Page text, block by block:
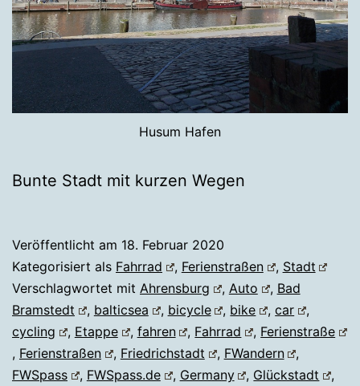
Husum Hafen
Bunte Stadt mit kurzen Wegen
Veröffentlicht am 18. Februar 2020
Kategorisiert als Fahrrad , Ferienstraßen , Stadt
Verschlagwortet mit Ahrensburg , Auto , Bad
Bramstedt
, balticsea , bicycle , bike ,car
,
cycling
, Etappe , fahren , Fahrrad , Ferienstraße
, Ferienstraßen , Friedrichstadt , FWandern
,
FWSpass
, FWSpass.de , Germany , Glückstadt
,